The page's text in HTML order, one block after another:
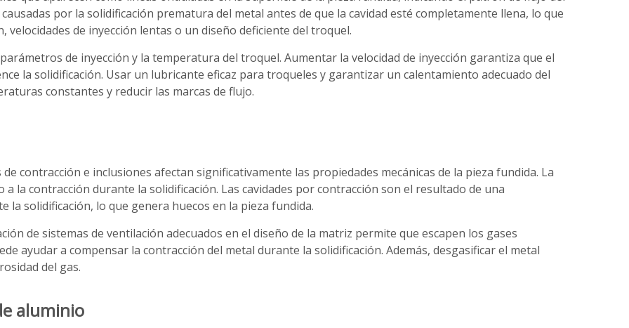
por la solidificación prematura del metal antes de que la cavidad esté completamente llena, lo que
de inyección lentas o un diseño deficiente del troquel.
de inyección y la temperatura del troquel. Aumentar la velocidad de inyección garantiza que el
la solidificación. Usar un lubricante eficaz para troqueles y garantizar un calentamiento adecuado del
constantes y reducir las marcas de flujo.
contracción e inclusiones afectan significativamente las propiedades mecánicas de la pieza fundida. La
la contracción durante la solidificación. Las cavidades por contracción son el resultado de una
la solidificación, lo que genera huecos en la pieza fundida.
de sistemas de ventilación adecuados en el diseño de la matriz permite que escapen los gases
ayudar a compensar la contracción del metal durante la solidificación. Además, desgasificar el metal
del gas.
aluminio